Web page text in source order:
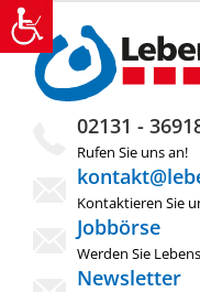
Zum
Inhalt
springen
02131 -
Rufen Sie uns an!
Kontaktieren Sie
Jobbörse
Werden Sie
Newsletter